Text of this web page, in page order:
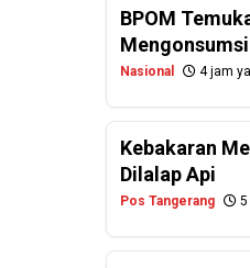
BPOM
Nasional 4 jam
Kebakaran
Dilalap Api
Pos Tangerang 5